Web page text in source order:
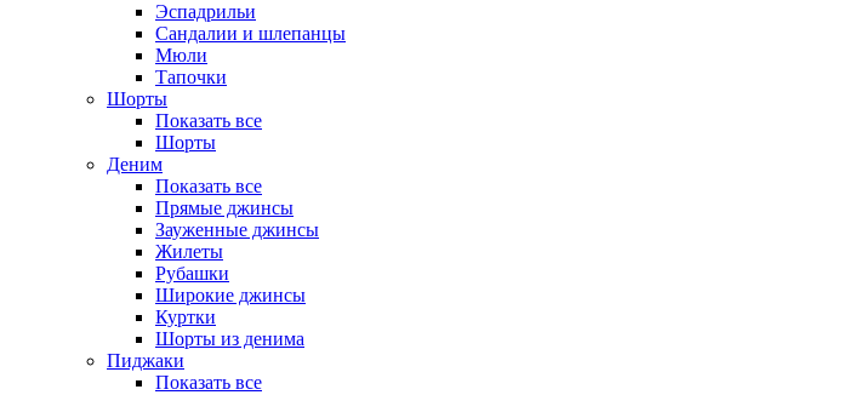
Эспадрильи
Сандалии и шлепанцы
Мюли
Тапочки
Шорты
Показать все
Шорты
Деним
Показать все
Прямые джинсы
Зауженные джинсы
Жилеты
Рубашки
Широкие джинсы
Куртки
Шорты из денима
Пиджаки
Показать все